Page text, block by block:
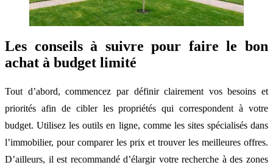
Les conseils à suivre pour faire le bon
achat à budget limité
Tout d’abord, commencez par définir clairement vos besoins et
priorités afin de cibler les propriétés qui correspondent à votre
budget. Utilisez les outils en ligne, comme les sites spécialisés dans
l’immobilier, pour comparer les prix et trouver les meilleures offres.
D’ailleurs, il est recommandé d’élargir votre recherche à des zones